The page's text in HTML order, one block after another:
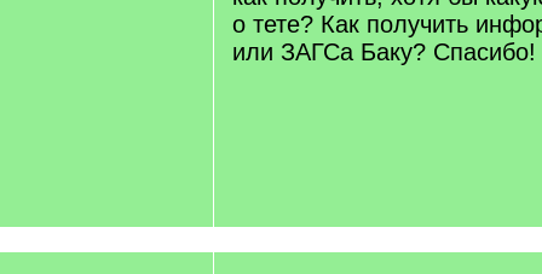
о тете? Как получить
или ЗАГСа Баку? Спасибо!